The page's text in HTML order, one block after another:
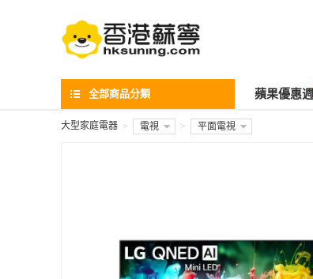
全部商品分類 蘋果優惠週
大型家庭電器 > 電視 > 平面電視